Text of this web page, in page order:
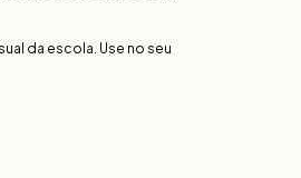
da escola. Use no seu